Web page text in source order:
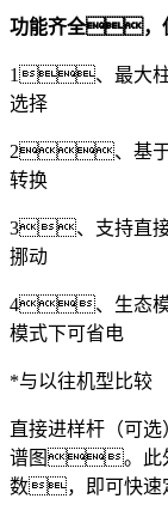
功能齐全，
1、最大柱
选择
2、基于
转换
3、支持直
挪动
4、生态模
模式下可省电
*与以往机型比较
直接进样杆（可
谱图。此
数，即可快